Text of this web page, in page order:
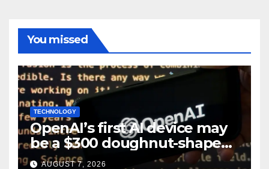
You missed
TECHNOLOGY
OpenAI’s first AI device may
be a $300 doughnut-shaped
smart speaker: Report
AUGUST 7, 2026